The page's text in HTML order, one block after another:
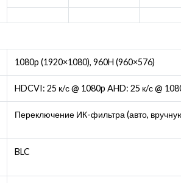
1080p (1920×1080), 960H (960×576)
HDCVI: 25 к/с @ 1080p AHD: 25 к/с @
Переключение ИК-фильтра (авто,
BLC